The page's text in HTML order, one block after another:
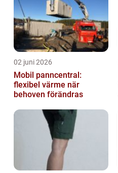
02 juni 2026
Mobil panncentral:
flexibel värme när
behoven förändras